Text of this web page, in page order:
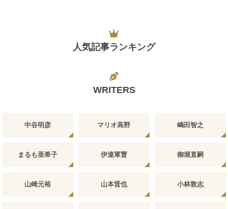
人気記事ランキング
WRITERS
中谷明彦 マリオ高野 嶋田智之
まるも亜希子 伊達軍曹 御堀直嗣
山崎元裕 山本晋也 小林敦志